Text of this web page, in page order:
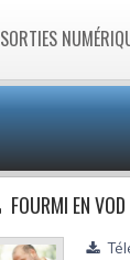
SORTIES
FOURMI EN